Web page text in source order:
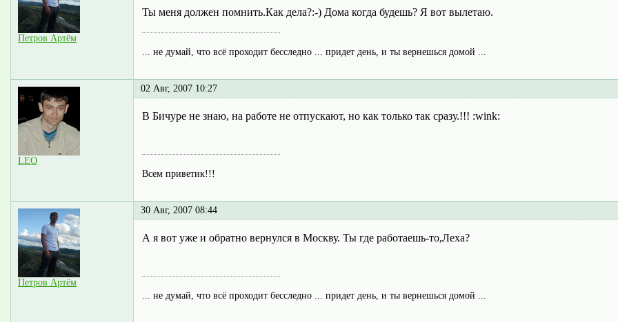
Петров Артём
Ты меня должен помнить.Как дела?:-) Дома когда будешь? Я вот вылетаю.
... не думай, что всё проходит бесследно ... придет день, и ты вернешься домой ...
LEO
02 Авг, 2007 10:27
В Бичуре не знаю, на работе не отпускают, но как только так сразу.!!! :wink:
Всем приветик!!!
Петров Артём
30 Авг, 2007 08:44
А я вот уже и обратно вернулся в Москву. Ты где работаешь-то,Леха?
... не думай, что всё проходит бесследно ... придет день, и ты вернешься домой ...